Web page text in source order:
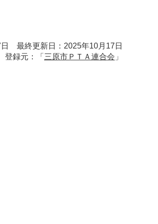
最終更新日：2025年10月17日
登録元：「 三原市ＰＴＡ連合会 」